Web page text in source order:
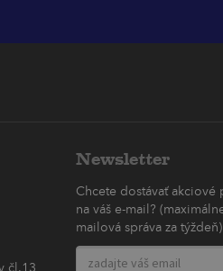
čl.13
Newsletter
Chcete dostávať akciové
na váš e-mail?
mailová správa za týždeň)